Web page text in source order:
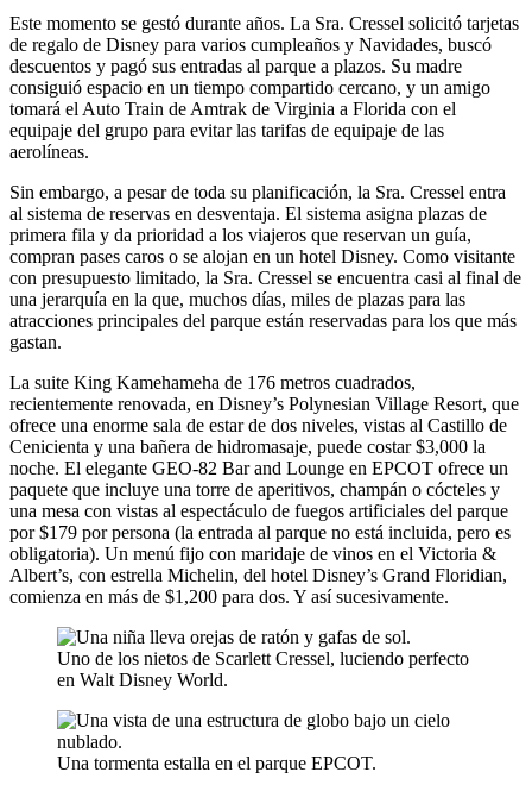
Este momento se gestó durante años. La Sra. Cressel solicitó tarjetas
de regalo de Disney para varios cumpleaños y Navidades, buscó
descuentos y pagó sus entradas al parque a plazos. Su madre
consiguió espacio en un tiempo compartido cercano, y un amigo
tomará el Auto Train de Amtrak de Virginia a Florida con el
equipaje del grupo para evitar las tarifas de equipaje de las
aerolíneas.
Sin embargo, a pesar de toda su planificación, la Sra. Cressel entra
al sistema de reservas en desventaja. El sistema asigna plazas de
primera fila y da prioridad a los viajeros que reservan un guía,
compran pases caros o se alojan en un hotel Disney. Como visitante
con presupuesto limitado, la Sra. Cressel se encuentra casi al final de
una jerarquía en la que, muchos días, miles de plazas para las
atracciones principales del parque están reservadas para los que más
gastan.
La suite King Kamehameha de 176 metros cuadrados,
recientemente renovada, en Disney’s Polynesian Village Resort, que
ofrece una enorme sala de estar de dos niveles, vistas al Castillo de
Cenicienta y una bañera de hidromasaje, puede costar $3,000 la
noche. El elegante GEO-82 Bar and Lounge en EPCOT ofrece un
paquete que incluye una torre de aperitivos, champán o cócteles y
una mesa con vistas al espectáculo de fuegos artificiales del parque
por $179 por persona (la entrada al parque no está incluida, pero es
obligatoria). Un menú fijo con maridaje de vinos en el Victoria &
Albert’s, con estrella Michelin, del hotel Disney’s Grand Floridian,
comienza en más de $1,200 para dos. Y así sucesivamente.
Uno de los nietos de Scarlett Cressel, luciendo perfecto
en Walt Disney World.
Una tormenta estalla en el parque EPCOT.